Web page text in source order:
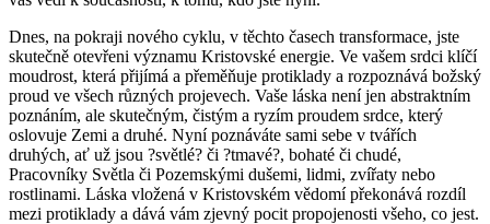
Dnes, na pokraji nového cyklu, v těchto časech transformace, jste
skutečně otevřeni významu Kristovské energie. Ve vašem srdci klíčí
moudrost, která přijímá a přeměňuje protiklady a rozpoznává božský
proud ve všech různých projevech. Vaše láska není jen abstraktním
poznáním, ale skutečným, čistým a ryzím proudem srdce, který
oslovuje Zemi a druhé. Nyní poznáváte sami sebe v tvářích
druhých, ať už jsou ?světlé? či ?tmavé?, bohaté či chudé,
Pracovníky Světla či Pozemskými dušemi, lidmi, zvířaty nebo
rostlinami. Láska vložená v Kristovském vědomí překonává rozdíl
mezi protiklady a dává vám zjevný pocit propojenosti všeho, co jest.